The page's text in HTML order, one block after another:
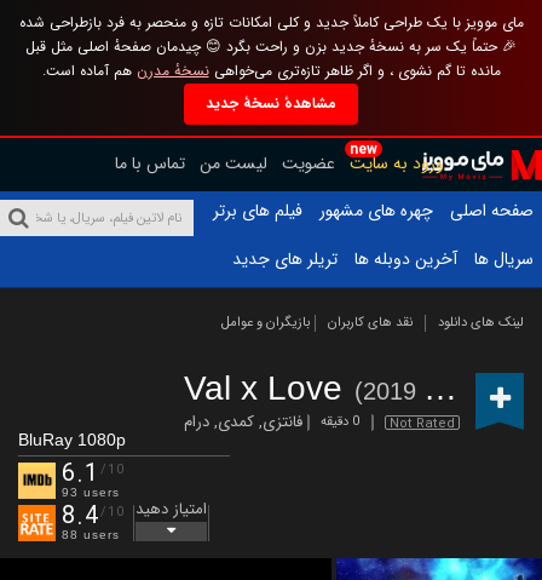
مای موویز با یک طراحی کاملاً جدید و کلی امکانات تازه و منحصر به فرد بازطراحی شده
🎉 حتماً یک سر به نسخهٔ جدید بزن و راحت بگرد 😊 چیدمان صفحهٔ اصلی مثل قبل
مانده تا گم نشوی ، و اگر ظاهر تازه‌تری می‌خواهینسخهٔ مدرن هم آماده است.
مشاهدهٔ نسخهٔ جدید
new
ورود به سایت عضویت لیست من تماس با ما
صفحه اصلی
چهره های مشهور
فیلم های برتر
سریال ها
آخرین دوبله ها تریلر های جدید
لینک های دانلود نقد های کاربران بازیگران و عوامل
Val x Love (2019 – )
Not Rated 0 دقیقه فانتزی,کمدی,درام
BluRay 1080p
6.1 /10
93 users
8.4/10
88 users
امتیاز دهید